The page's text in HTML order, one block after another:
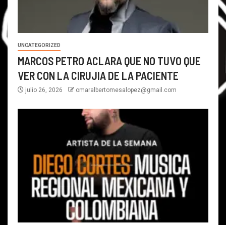
UNCATEGORIZED
MARCOS PETRO ACLARA QUE NO TUVO QUE
VER CON LA CIRUJIA DE LA PACIENTE
julio 26, 2026 omaralbertomesalopez@gmail.com